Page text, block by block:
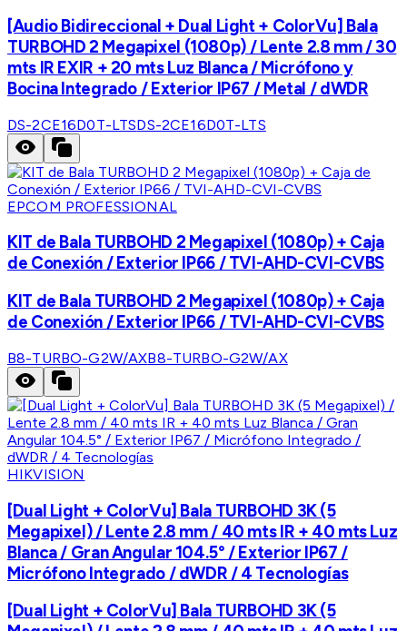
[Audio Bidireccional + Dual Light + ColorVu] Bala
TURBOHD 2 Megapixel (1080p) / Lente 2.8 mm / 30
mts IR EXIR + 20 mts Luz Blanca / Micrófono y
Bocina Integrado / Exterior IP67 / Metal / dWDR
DS-2CE16D0T-LTSDS-2CE16D0T-LTS
EPCOM PROFESSIONAL
KIT de Bala TURBOHD 2 Megapixel (1080p) + Caja
de Conexión / Exterior IP66 / TVI-AHD-CVI-CVBS
KIT de Bala TURBOHD 2 Megapixel (1080p) + Caja
de Conexión / Exterior IP66 / TVI-AHD-CVI-CVBS
B8-TURBO-G2W/AXB8-TURBO-G2W/AX
HIKVISION
[Dual Light + ColorVu] Bala TURBOHD 3K (5
Megapixel) / Lente 2.8 mm / 40 mts IR + 40 mts Luz
Blanca / Gran Angular 104.5° / Exterior IP67 /
Micrófono Integrado / dWDR / 4 Tecnologías
[Dual Light + ColorVu] Bala TURBOHD 3K (5